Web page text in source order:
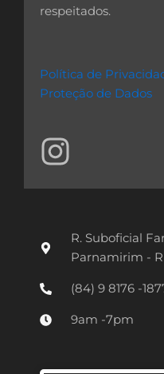
respeitados.
Política de
Proteção de Dados
I
n
s
g
R. Suboficial
Parnamirim -
(84) 9 8176 -
9am -7pm